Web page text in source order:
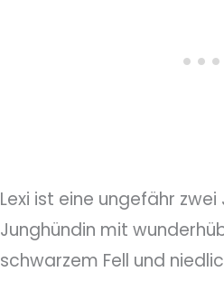
Lexi ist eine ungefähr
Junghündin mit
schwarzem Fell und